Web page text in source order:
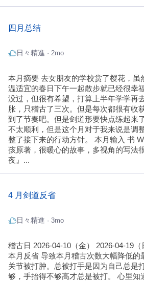
四月总结
日々精進 · 2mo
本月摘要 去女朋友的学校赏了樱花，虽
温适宜的春日下午一起散步就已经很幸
没过，但很有希望，打算上半年学学再
胀，只稽古了三次。但是每次都很有收
到了节奏吧。但是剑道形要快点练起来
不太顺利，但是这个月对于我来说是调
整了接下来的行动方针。 本月输入 书
孩原著，很暖心的故事，多视角的写法
夜』...
4 月剑道反省
日々精進 · 3mo
稽古日 2026-04-10（金） 2026-04-19（
本月反省 导致本月稽古次数大幅降低的
关节被打肿。总被打手是因为自己总是
够，手抬得不够高才总是被打。 心里知